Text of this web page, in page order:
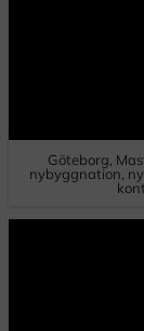
Göteborg,
nybyggnation,